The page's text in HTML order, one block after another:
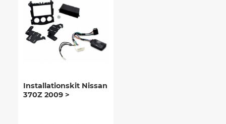
Installationskit Nissan
370Z 2009 >